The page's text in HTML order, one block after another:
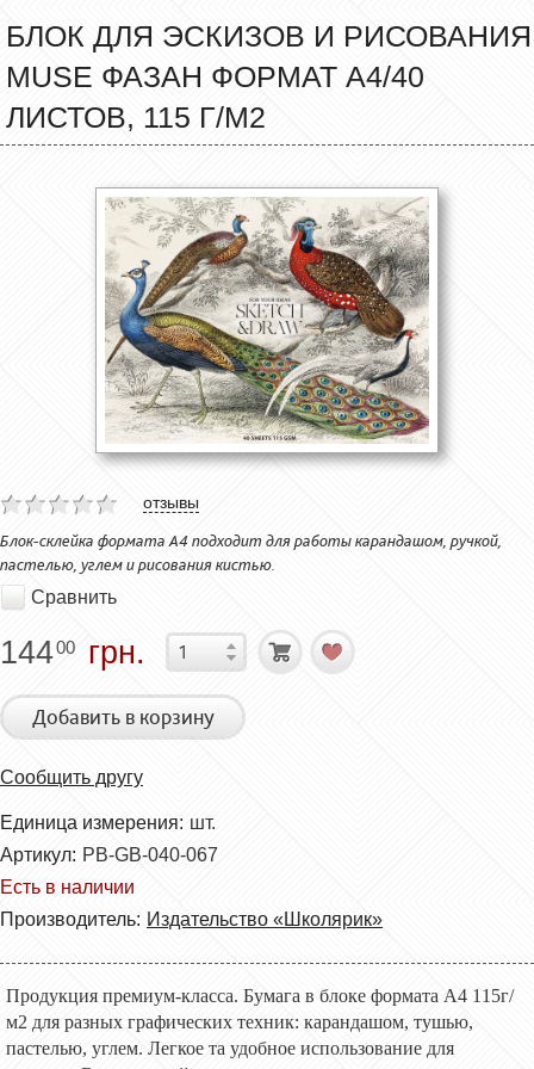
БЛОК ДЛЯ ЭСКИЗОВ И РИСОВАНИЯ
MUSE ФАЗАН ФОРМАТ А4/40
ЛИСТОВ, 115 Г/М2
отзывы
Блок-склейка формата А4 подходит для работы карандашом, ручкой,
пастелью, углем и рисования кистью.
Сравнить
14400 грн.
Добавить в корзину
Сообщить другу
Единица измерения: шт.
Артикул: PB-GB-040-067
Есть в наличии
Производитель: Издательство «Школярик»
Продукция премиум-класса. Бумага в блоке формата А4 1 15г/
м2 для разных графических техник: карандашом, тушью,
пастелью, углем. Легкое та удобное использование для